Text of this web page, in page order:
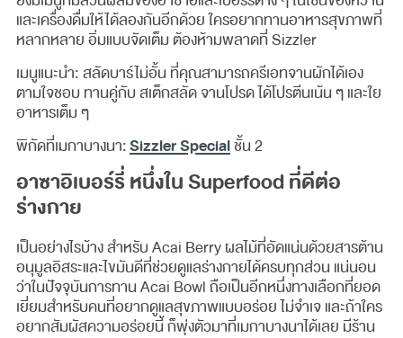
และเครื่องดื่มให้ได้ลองกันอีกด้วย ใครอยากทานอาหารสุขภาพที่
หลากหลาย อิ่มแบบจัดเต็ม ต้องห้ามพลาดที่ Sizzler
เมนูแนะนำ: สลัดบาร์ไม่อั้น ที่คุณสามารถครีเอทจานผักได้เอง
ตามใจชอบ ทานคู่กับ สเต็กสลัด จานโปรด ได้โปรตีนเน้น ๆ และใย
อาหารเต็ม ๆ
พิกัดที่เมกาบางนา:Sizzler Specialชั้น 2
อาซาอิเบอร์รี่ หนึ่งใน Superfood ที่ดีต่อ
ร่างกาย
เป็นอย่างไรบ้าง สำหรับ Acai Berry ผลไม้ที่อัดแน่นด้วยสารต้าน
อนุมูลอิสระและไขมันดีที่ช่วยดูแลร่างกายได้ครบทุกส่วน แน่นอน
ว่าในปัจจุบันการทาน Acai Bowl ถือเป็นอีกหนึ่งทางเลือกที่ยอด
เยี่ยมสำหรับคนที่อยากดูแลสุขภาพแบบอร่อย ไม่จำเจ และถ้าใคร
อยากสัมผัสความอร่อยนี้ ก็พุ่งตัวมาที่เมกาบางนาได้เลย มีร้าน